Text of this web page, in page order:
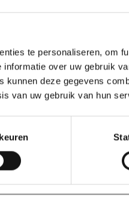
te personaliseren, om
over uw gebruik
kunnen deze gegevens
van uw gebruik van hun